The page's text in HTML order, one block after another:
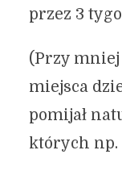
przez 3
(Przy
miejsca
pomijał
których np.